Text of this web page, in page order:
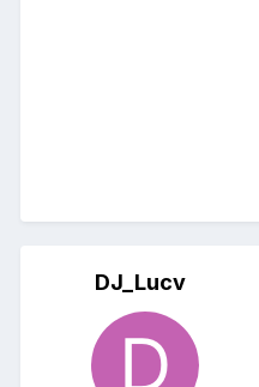
DJ_Lucv